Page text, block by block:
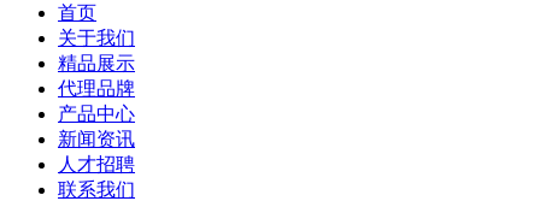
首页
关于我们
精品展示
代理品牌
产品中心
新闻资讯
人才招聘
联系我们